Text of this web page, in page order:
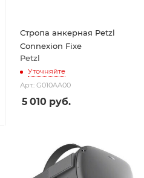
Стропа анкерная Petzl
Connexion Fixe
Petzl
Уточняйте
Арт.: G010AA00
5 010 руб.